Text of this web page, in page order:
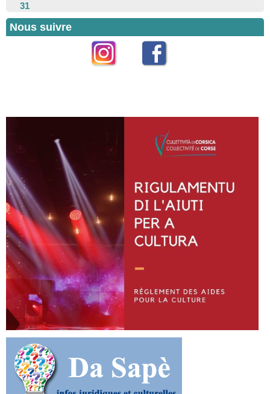
31
Nous suivre